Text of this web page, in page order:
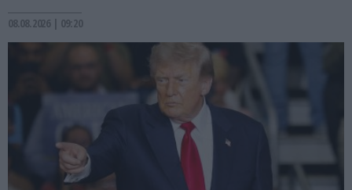
08.08.2026 | 09:20